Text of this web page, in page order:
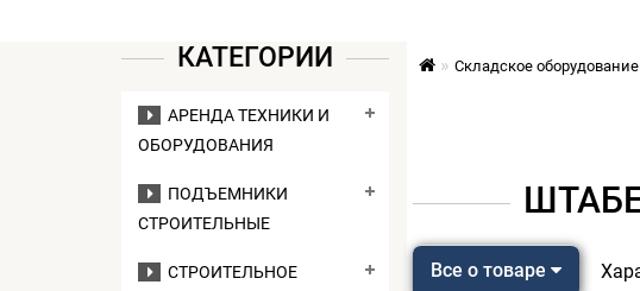
КАТЕГОРИИ
АРЕНДА ТЕХНИКИ И
ОБОРУДОВАНИЯ
ПОДЪЕМНИКИ
СТРОИТЕЛЬНЫЕ
СТРОИТЕЛЬНОЕ
Складское оборудование
Все о товаре